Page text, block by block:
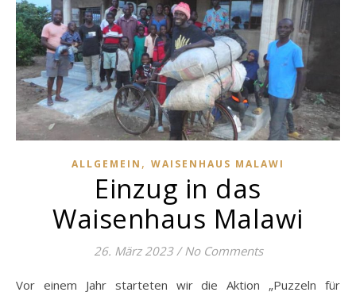
ALLGEMEIN , WAISENHAUS MALAWI
Einzug in das
Waisenhaus Malawi
26. März 2023 / No Comments
Vor einem Jahr starteten wir die Aktion „Puzzeln für